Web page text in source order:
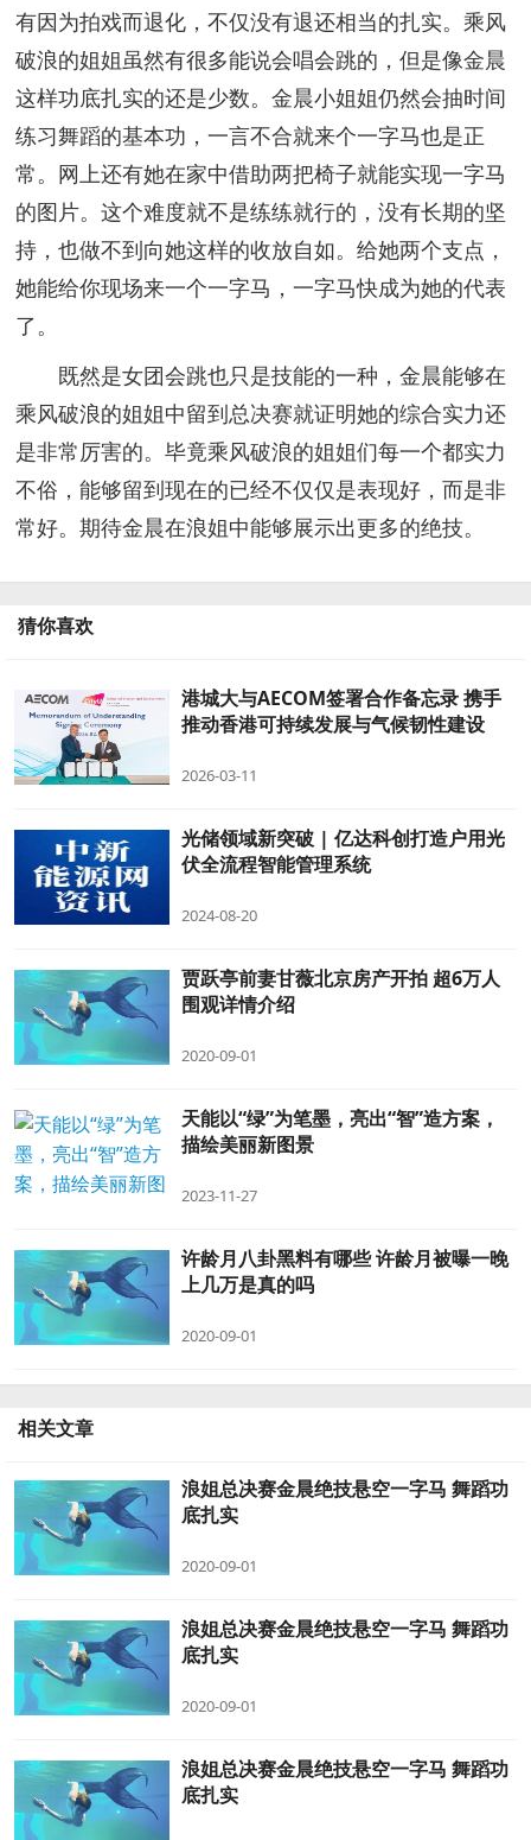
有因为拍戏而退化，不仅没有退还相当的扎实。乘风
破浪的姐姐虽然有很多能说会唱会跳的，但是像金晨
这样功底扎实的还是少数。金晨小姐姐仍然会抽时间
练习舞蹈的基本功，一言不合就来个一字马也是正
常。网上还有她在家中借助两把椅子就能实现一字马
的图片。这个难度就不是练练就行的，没有长期的坚
持，也做不到向她这样的收放自如。给她两个支点，
她能给你现场来一个一字马，一字马快成为她的代表
了。
既然是女团会跳也只是技能的一种，金晨能够在
乘风破浪的姐姐中留到总决赛就证明她的综合实力还
是非常厉害的。毕竟乘风破浪的姐姐们每一个都实力
不俗，能够留到现在的已经不仅仅是表现好，而是非
常好。期待金晨在浪姐中能够展示出更多的绝技。
猜你喜欢
港城大与AECOM签署合作备忘录 携手
推动香港可持续发展与气候韧性建设
2026-03-11
光储领域新突破 | 亿达科创打造户用光
伏全流程智能管理系统
2024-08-20
贾跃亭前妻甘薇北京房产开拍 超6万人
围观详情介绍
2020-09-01
天能以“绿”为笔墨，亮出“智”造方案，
描绘美丽新图景
2023-11-27
许龄月八卦黑料有哪些 许龄月被曝一晚
上几万是真的吗
2020-09-01
相关文章
浪姐总决赛金晨绝技悬空一字马 舞蹈功
底扎实
2020-09-01
浪姐总决赛金晨绝技悬空一字马 舞蹈功
底扎实
2020-09-01
浪姐总决赛金晨绝技悬空一字马 舞蹈功
底扎实